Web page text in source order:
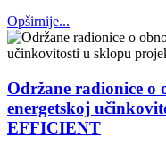
Opširnije...
Održane radionice
energetskoj
EFFICIENT